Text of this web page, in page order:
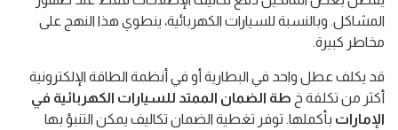
المشاكل. وبالنسبة للسيارات الكهربائية، ينطوي هذا النهج على
مخاطر كبيرة.
قد يكلف عطل واحد في البطارية أو في أنظمة الطاقة الإلكترونية
أكثر من تكلفة خ طة الضمان الممتد للسيارات الكهربائية في
الإمارات بأكملها. توفر تغطية الضمان تكاليف يمكن التنبؤ بها